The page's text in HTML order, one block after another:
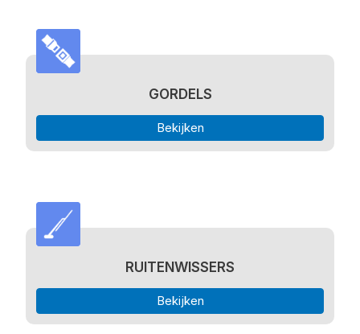
GORDELS
Bekijken
RUITENWISSERS
Bekijken